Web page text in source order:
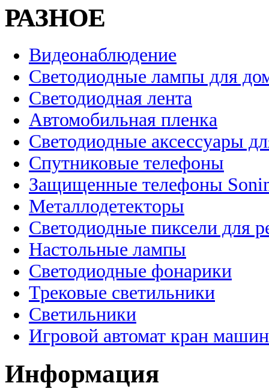
РАЗНОЕ
Видеонаблюдение
Светодиодные лампы для
Светодиодная лента
Автомобильная пленка
Светодиодные аксессуары
Спутниковые телефоны
Защищенные телефоны
Металлодетекторы
Светодиодные пиксели для
Настольные лампы
Светодиодные фонарики
Трековые светильники
Светильники
Игровой автомат кран
Информация